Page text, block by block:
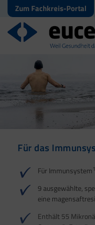
Zum Fachkreis-Portal
Für das
Für Immunsystem1
9 ausgewählte,
eine
Enthält 55
Für Haut, Haare
Für Ihre